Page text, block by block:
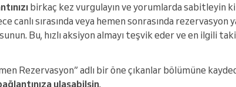
birkaç kez vurgulayın ve yorumlarda sabitleyin
canlı sırasında veya hemen sonrasında rezervasyon
Bu, hızlı aksiyon almayı teşvik eder ve en ilgili
Rezervasyon” adlı bir öne çıkanlar bölümüne
ulaşabilsin.